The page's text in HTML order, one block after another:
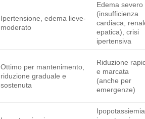
Ipertensione, edema lieve-
moderato
Edema severo
(insufficienza
cardiaca,
epatica), crisi
ipertensiva
Ottimo per mantenimento,
riduzione graduale e
sostenuta
Riduzione
e marcata
(anche per
emergenze)